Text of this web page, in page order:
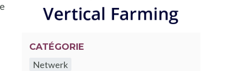
CATÉGORIE
Netwerk